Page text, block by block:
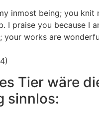
inmost being; you knit
I praise you because I
your works are
Tier wäre
sinnlos: